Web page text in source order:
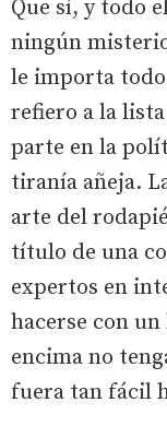
Que sí, y todo
ningún
le importa
refiero a la
parte en la
tiranía añeja.
arte del
título de una
expertos en
hacerse con
encima no
fuera tan fácil